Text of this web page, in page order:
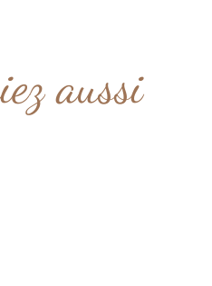
aussi